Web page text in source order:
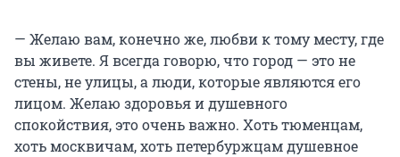
— Желаю вам, конечно же, любви к тому месту, где
вы живете. Я всегда говорю, что город — это не
стены, не улицы, а люди, которые являются его
лицом. Желаю здоровья и душевного
спокойствия, это очень важно. Хоть тюменцам,
хоть москвичам, хоть петербуржцам душевное